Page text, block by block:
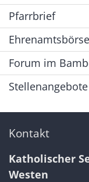
Pfarrbrief
Ehrenamtsbörse
Forum im
Stellenangebote
Kontakt
Katholischer
Westen